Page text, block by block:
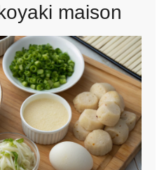
maison